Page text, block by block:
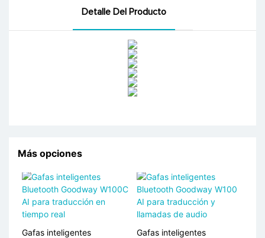
Detalle Del Producto
Más opciones
Gafas inteligentes
Gafas inteligentes